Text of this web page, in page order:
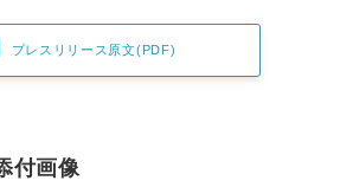
プレスリリース原文(PDF)
付画像